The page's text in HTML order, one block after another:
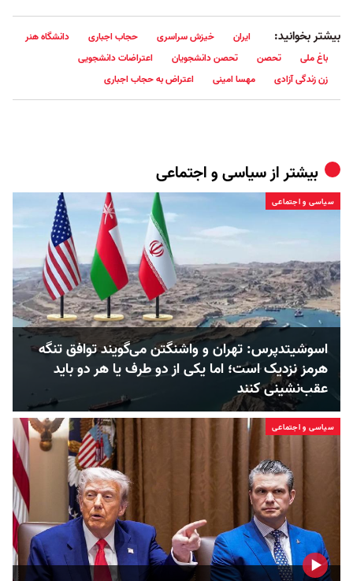
بیشتر بخوانید: ایران خیزش سراسری حجاب اجباری
دانشگاه هنر
باغ ملی
تحصن تحصن دانشجویان
اعتراضات دانشجویی
زن زندگی آزادی
مهسا امینی اعتراض به حجاب اجباری
بیشتر ازسیاسی و اجتماعی
سیاسی و اجتماعی
اسوشیتدپرس: تهران و واشنگتن می‌گویند توافق تنگه
هرمز نزدیک است؛ اما یکی از دو طرف یا هر دو باید
عقب‌نشینی کنند
سیاسی و اجتماعی